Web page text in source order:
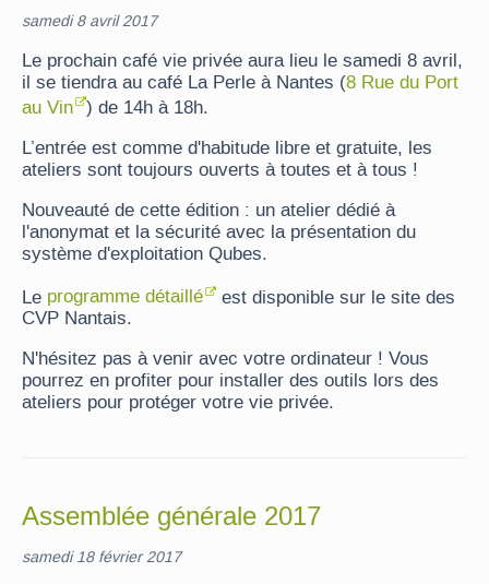
samedi 8 avril 2017
Le prochain café vie privée aura lieu le samedi 8 avril,
il se tiendra au café La Perle à Nantes (8 Rue du Port
au Vin ) de 14h à 18h.
L’entrée est comme d'habitude libre et gratuite, les
ateliers sont toujours ouverts à toutes et à tous !
Nouveauté de cette édition : un atelier dédié à
l'anonymat et la sécurité avec la présentation du
système d'exploitation Qubes.
Le programme détaillé
est disponible sur le site des
CVP Nantais.
N'hésitez pas à venir avec votre ordinateur ! Vous
pourrez en profiter pour installer des outils lors des
ateliers pour protéger votre vie privée.
Assemblée générale 2017
samedi 18 février 2017